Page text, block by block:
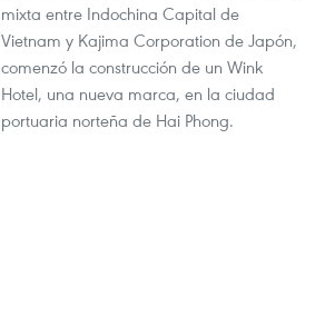
mixta entre Indochina Capital de
Vietnam y Kajima Corporation de Japón,
comenzó la construcción de un Wink
Hotel, una nueva marca, en la ciudad
portuaria norteña de Hai Phong.